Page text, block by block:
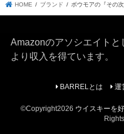
HOME ブランド ボウモアの『その
Amazonのアソシエイトと
より収入を得ています。
BARRELとは 運
©Copyright2026 ウイスキーを